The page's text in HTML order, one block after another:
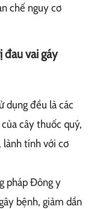
chế nguy cơ
đau vai gáy
dụng đều là các
cây thuốc quý,
lành tính với cơ
pháp Đông y
bệnh, giảm dần